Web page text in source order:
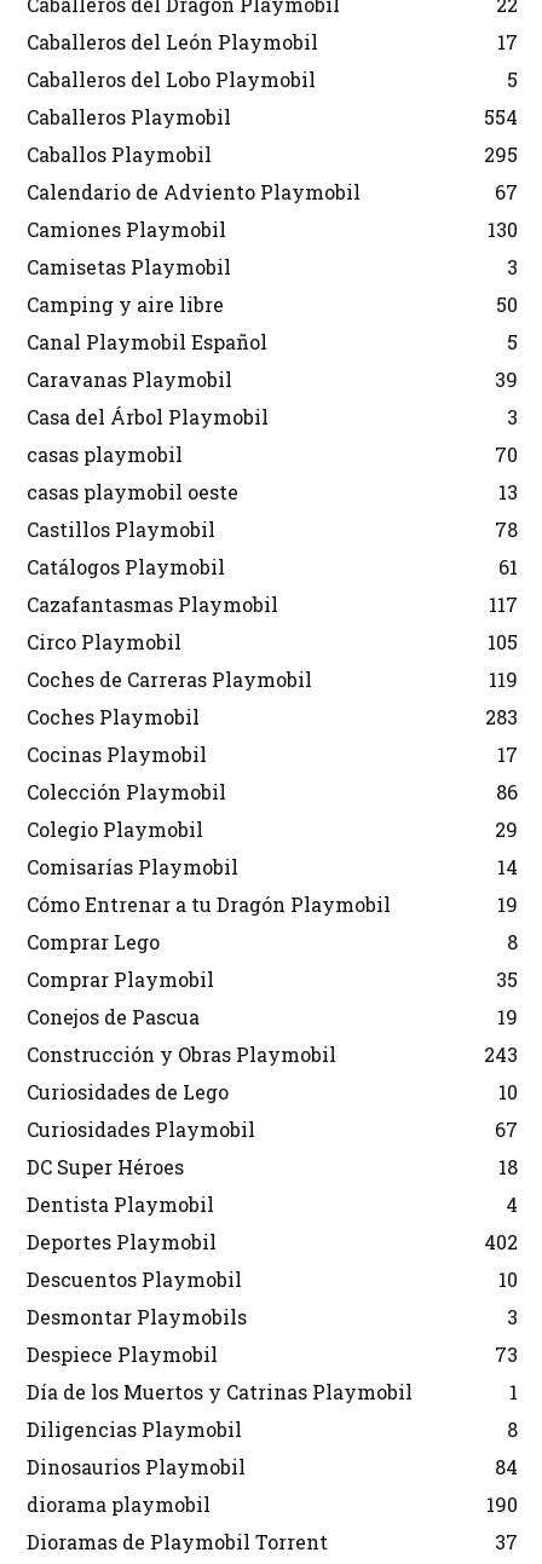
Caballeros del León Playmobil
17
Caballeros del Lobo Playmobil
5
Caballeros Playmobil
554
Caballos Playmobil
295
Calendario de Adviento Playmobil
67
Camiones Playmobil
130
Camisetas Playmobil
3
Camping y aire libre
50
Canal Playmobil Español
5
Caravanas Playmobil
39
Casa del Árbol Playmobil
3
casas playmobil
70
casas playmobil oeste
13
Castillos Playmobil
78
Catálogos Playmobil
61
Cazafantasmas Playmobil
117
Circo Playmobil
105
Coches de Carreras Playmobil
119
Coches Playmobil
283
Cocinas Playmobil
17
Colección Playmobil
86
Colegio Playmobil
29
Comisarías Playmobil
14
Cómo Entrenar a tu Dragón Playmobil
19
Comprar Lego
8
Comprar Playmobil
35
Conejos de Pascua
19
Construcción y Obras Playmobil
243
Curiosidades de Lego
10
Curiosidades Playmobil
67
DC Super Héroes
18
Dentista Playmobil
4
Deportes Playmobil
402
Descuentos Playmobil
10
Desmontar Playmobils
3
Despiece Playmobil
73
Día de los Muertos y Catrinas Playmobil
1
Diligencias Playmobil
8
Dinosaurios Playmobil
84
diorama playmobil
190
Dioramas de Playmobil Torrent
37